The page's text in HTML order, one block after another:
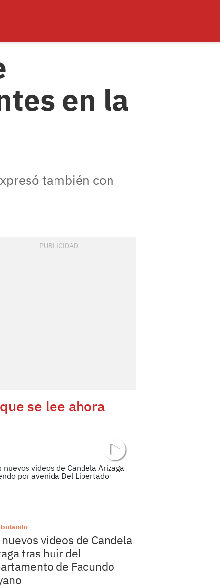
en la
también con
se lee ahora
nuevos videos de Candela
tras huir del
de Facundo